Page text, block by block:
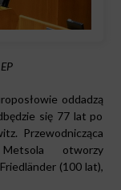
oddadzą
się 77 lat po
Przewodnicząca
otworzy
(100 lat),